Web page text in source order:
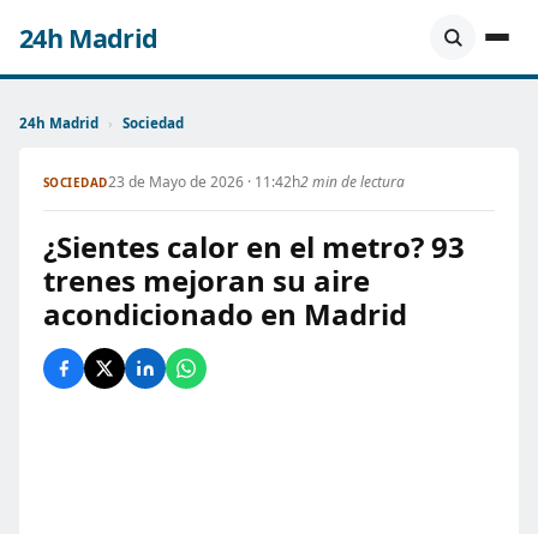
24h Madrid
24h Madrid › Sociedad
SOCIEDAD23 de Mayo de 2026 · 11:42h2 min de lectura
¿Sientes calor en el metro? 93
trenes mejoran su aire
acondicionado en Madrid